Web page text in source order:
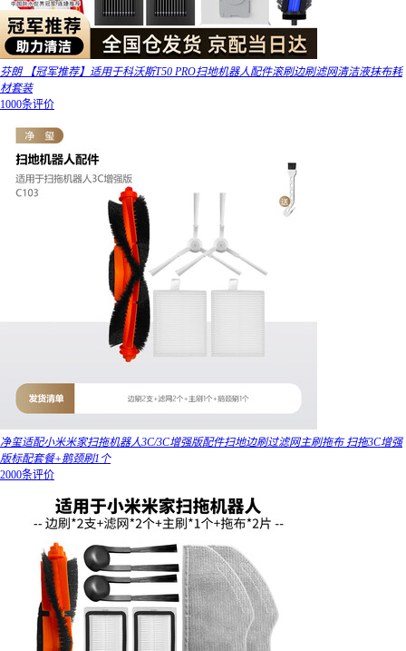
芬朗 【冠军推荐】适用于科沃斯T50 PRO扫地机器人配件滚刷边刷滤网清洁液抹布耗
材套装
1000条评价
净玺适配小米米家扫拖机器人3C/3C增强版配件扫地边刷过滤网主刷拖布 扫拖3C增强
版标配套餐+鹅颈刷1个
2000条评价